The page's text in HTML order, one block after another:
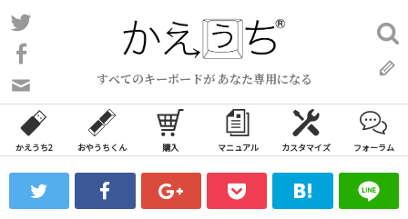
コ
ン
ン
ツ
ス
ッ
すべてのキーボードが あなた専用になる
い
合
わ
フ
ォ
検
索:
かえうち2 おやうちくん 購入 マニュアル カスタマイズ フォーラム